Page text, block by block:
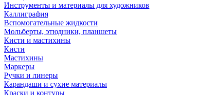
Инструменты и материалы для художников
Каллиграфия
Вспомогательные жидкости
Мольберты, этюдники, планшеты
Кисти и мастихины
Кисти
Мастихины
Маркеры
Ручки и линеры
Карандаши и сухие материалы
Краски и контуры